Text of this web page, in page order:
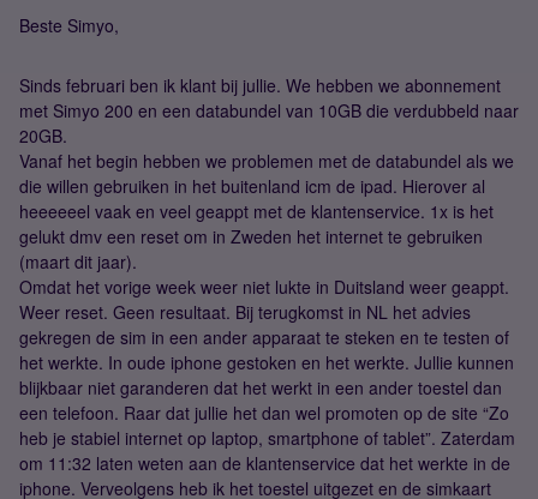
Beste Simyo,
Sinds februari ben ik klant bij jullie. We hebben we abonnement
met Simyo 200 en een databundel van 10GB die verdubbeld naar
20GB.
Vanaf het begin hebben we problemen met de databundel als we
die willen gebruiken in het buitenland icm de ipad. Hierover al
heeeeeel vaak en veel geappt met de klantenservice. 1x is het
gelukt dmv een reset om in Zweden het internet te gebruiken
(maart dit jaar).
Omdat het vorige week weer niet lukte in Duitsland weer geappt.
Weer reset. Geen resultaat. Bij terugkomst in NL het advies
gekregen de sim in een ander apparaat te steken en te testen of
het werkte. In oude iphone gestoken en het werkte. Jullie kunnen
blijkbaar niet garanderen dat het werkt in een ander toestel dan
een telefoon. Raar dat jullie het dan wel promoten op de site “Zo
heb je stabiel internet op laptop, smartphone of tablet”. Zaterdam
om 11:32 laten weten aan de klantenservice dat het werkte in de
iphone. Verveolgens heb ik het toestel uitgezet en de simkaart